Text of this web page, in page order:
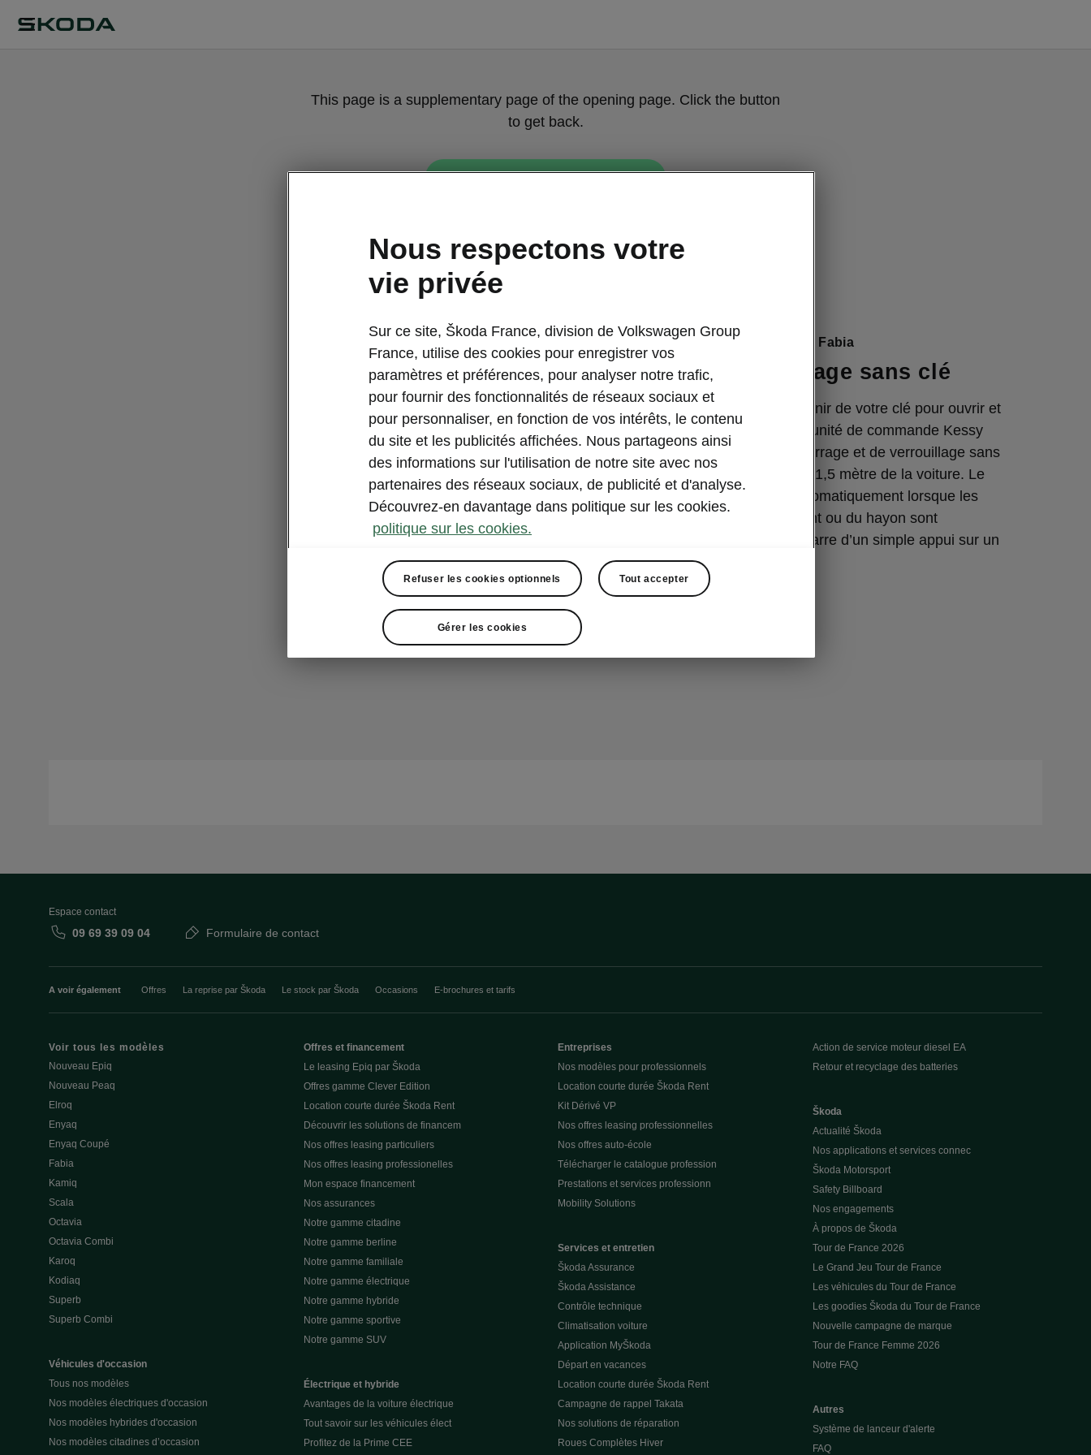
This page is a supplementary page of the opening page. Click the button
to get back.
Get back to the opening page.
Options Confort de la Škoda Fabia
Accès et démarrage sans clé
Vous n’avez plus à vous munir de votre clé pour ouvrir et
verrouiller votre véhicule. L’unité de commande Kessy
(système d’entrée, de démarrage et de verrouillage sans
clé) reconnaît la clé jusqu’à 1,5 mètre de la voiture. Le
véhicule se déverrouille automatiquement lorsque les
poignées des portières avant ou du hayon sont
actionnées. Le moteur démarre d’un simple appui sur un
bouton.
Espace contact
09 69 39 09 04 Formulaire de contact
A voir également Offres La reprise par Škoda Le stock par Škoda Occasions E-brochures et tarifs
Voir tous les modèles
Nouveau Epiq
Nouveau Peaq
Elroq
Enyaq
Enyaq Coupé
Fabia
Kamiq
Scala
Octavia
Octavia Combi
Karoq
Kodiaq
Superb
Superb Combi
Véhicules d'occasion
Tous nos modèles
Nos modèles électriques d'occasion
Nos modèles hybrides d'occasion
Nos modèles citadines d’occasion
Offres et financement
Le leasing Epiq par Škoda
Offres gamme Clever Edition
Location courte durée Škoda Rent
Découvrir les solutions de financem
Nos offres leasing particuliers
Nos offres leasing professionelles
Mon espace financement
Nos assurances
Notre gamme citadine
Notre gamme berline
Notre gamme familiale
Notre gamme électrique
Notre gamme hybride
Notre gamme sportive
Notre gamme SUV
Électrique et hybride
Avantages de la voiture électrique
Tout savoir sur les véhicules élect
Profitez de la Prime CEE
Entreprises
Nos modèles pour professionnels
Location courte durée Škoda Rent
Kit Dérivé VP
Nos offres leasing professionnelles
Nos offres auto-école
Télécharger le catalogue profession
Prestations et services professionn
Mobility Solutions
Services et entretien
Škoda Assurance
Škoda Assistance
Contrôle technique
Climatisation voiture
Application MyŠkoda
Départ en vacances
Location courte durée Škoda Rent
Campagne de rappel Takata
Nos solutions de réparation
Roues Complètes Hiver
Action de service moteur diesel EA
Retour et recyclage des batteries
Škoda
Actualité Škoda
Nos applications et services connec
Škoda Motorsport
Safety Billboard
Nos engagements
À propos de Škoda
Tour de France 2026
Le Grand Jeu Tour de France
Les véhicules du Tour de France
Les goodies Škoda du Tour de France
Nouvelle campagne de marque
Tour de France Femme 2026
Notre FAQ
Autres
Système de lanceur d'alerte
FAQ
Nous respectons votre
vie privée
Sur ce site, Škoda France, division de Volkswagen Group
France, utilise des cookies pour enregistrer vos
paramètres et préférences, pour analyser notre trafic,
pour fournir des fonctionnalités de réseaux sociaux et
pour personnaliser, en fonction de vos intérêts, le contenu
du site et les publicités affichées. Nous partageons ainsi
des informations sur l'utilisation de notre site avec nos
partenaires des réseaux sociaux, de publicité et d'analyse.
Découvrez-en davantage dans politique sur les cookies.
politique sur les cookies.
Refuser les cookies optionnels Tout accepter
Gérer les cookies